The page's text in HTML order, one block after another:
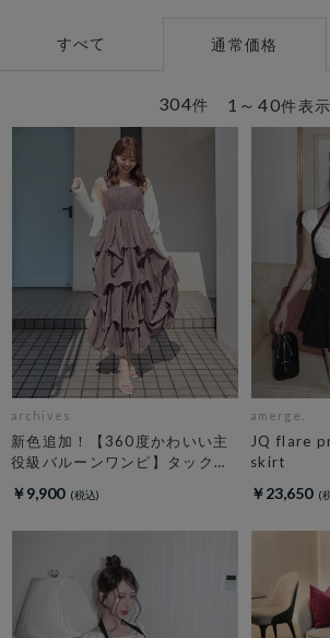
すべて 通常価格
1～40件表示
304件
archives
新色追加！【360度かわいい主
役級バルーンワンピ】タックバ
ース
￥9,900
amerge.
JQ flare
skirt
￥23,650